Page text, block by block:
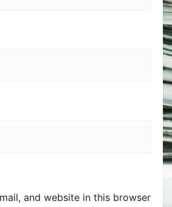
and website in this browser